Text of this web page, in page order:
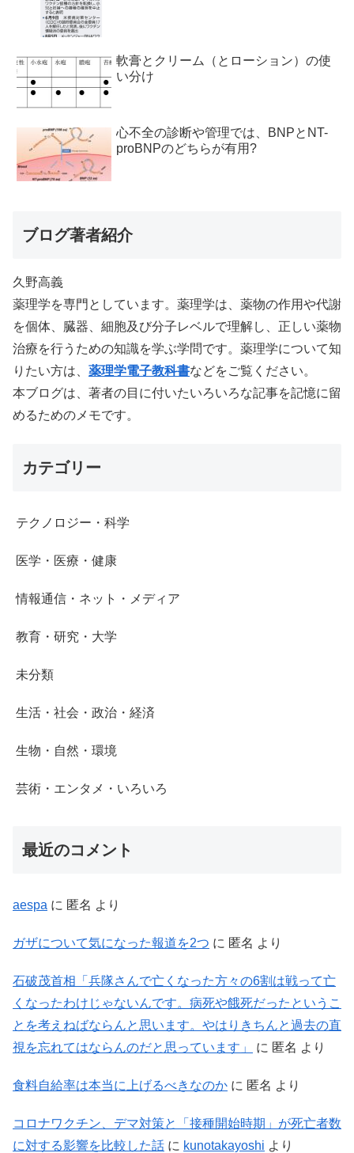
軟膏とクリーム（とローション）の使
い分け
心不全の診断や管理では、BNPとNT-
proBNPのどちらが有用?
ブログ著者紹介
久野高義
薬理学を専門としています。薬理学は、薬物の作用や代謝
を個体、臓器、細胞及び分子レベルで理解し、正しい薬物
治療を行うための知識を学ぶ学問です。薬理学について知
りたい方は、 薬理学電子教科書などをご覧ください。
本ブログは、著者の目に付いたいろいろな記事を記憶に留
めるためのメモです。
カテゴリー
テクノロジー・科学
医学・医療・健康
情報通信・ネット・メディア
教育・研究・大学
未分類
生活・社会・政治・経済
生物・自然・環境
芸術・エンタメ・いろいろ
最近のコメント
aespa に 匿名 より
ガザについて気になった報道を2つ に 匿名 より
石破茂首相「兵隊さんで亡くなった方々の6割は戦って亡
くなったわけじゃないんです。病死や餓死だったというこ
とを考えねばならんと思います。やはりきちんと過去の直
視を忘れてはならんのだと思っています」
に 匿名 より
食料自給率は本当に上げるべきなのか に 匿名 より
コロナワクチン、デマ対策と「接種開始時期」が死亡者数
に対する影響を比較した話 に kunotakayoshi より